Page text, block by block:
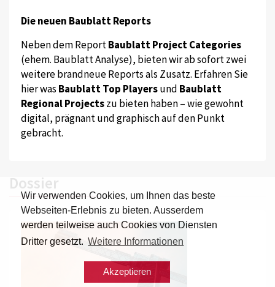
Wir verwenden Cookies, um Ihnen das beste
Webseiten-Erlebnis zu bieten. Ausserdem
werden teilweise auch Cookies von Diensten
Dritter gesetzt. Weitere Informationen
Akzeptieren
Die neuen Baublatt Reports
Neben dem ReportBaublatt Project Categories
(ehem. Baublatt Analyse), bieten wir ab sofort zwei
weitere brandneue Reports als Zusatz. Erfahren Sie
hier was Baublatt Top Playersund Baublatt
Regional Projectszu bieten haben – wie gewohnt
digital, prägnant und graphisch auf den Punkt
gebracht.
Dossier